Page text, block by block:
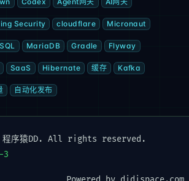
Security cloudflare Micronaut
MariaDB Gradle Flyway
SaaS Hibernate 缓存 Kafka
自动化发布
序猿DD. All rights reserved.
3